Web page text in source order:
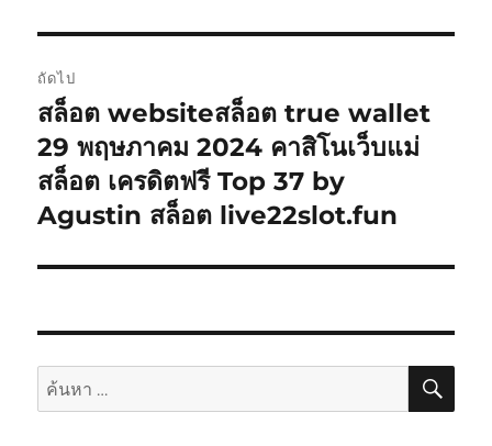
ถัดไป
เรื่อง
ต่อ
ไป:
สล็อต websiteสล็อต true wallet
29 พฤษภาคม 2024 คาสิโนเว็บแม่
สล็อต เครดิตฟรี Top 37 by
Agustin สล็อต live22slot.fun
ค้นหา: ค้น